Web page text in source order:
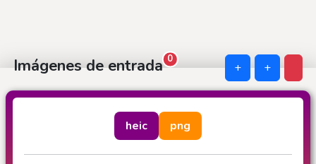
0
Imágenes de entrada + +
heic png